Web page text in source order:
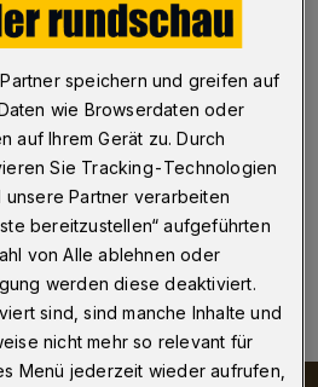
erwartet am Sonntag
ein besonderes
Frauenchor „Women of
Uhr gemeinsam mit dem
Mädchenkurrende in der
Hochstraße.
Eine Minute Lesezeit
speichern und greifen auf
wie Browserdaten oder
auf Ihrem Gerät zu. Durch
Sie Tracking-Technologien
unsere Partner verarbeiten
bereitzustellen“ aufgeführten
von Alle ablehnen oder
werden diese deaktiviert.
sind, sind manche Inhalte und
nicht mehr so relevant für
Menü jederzeit wieder aufrufen,